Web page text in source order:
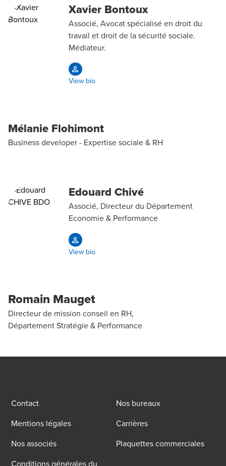
Xavier Bontoux
Associé, Avocat spécialisé en droit du
travail et droit de la sécurité sociale.
Médiateur.
View bio
Mélanie Flohimont
Business developer - Expertise sociale & RH
Edouard Chivé
Associé, Directeur du Département
Economie & Performance
View bio
Romain Mauget
Directeur de mission conseil en RH,
Département Stratégie & Performance
Contact
Nos bureaux
Mentions légales
Carrières
Nos associés
Plaquettes commerciales
Conditions générales du